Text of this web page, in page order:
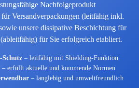
Nachfolgeprodukt
Versandverpackungen (leitfähig inkl.
unsere dissipative Beschichtung für
für Sie erfolgreich etabliert.
Schutz – leitfähig mit Shielding-Funktion
– erfüllt aktuelle und kommende Normen
– langlebig und umwelt­freundlich